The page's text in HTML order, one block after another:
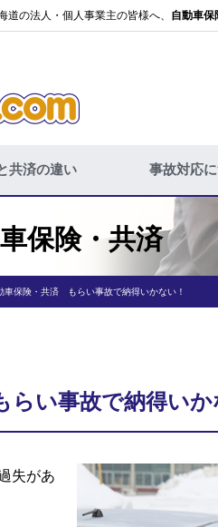
道の法人・個人事業主の皆様へ、 自動車保
共済の違い 事故対応
保険・共済
車保険・共済 もらい事故で納得いかない！
い事故で納得いか
失があ